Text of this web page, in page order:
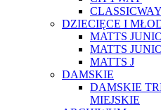
CLASSICWAY
DZIECIĘCE I
MATTS
MATTS
MATTS J
DAMSKIE
DAMSKIE
MIEJSKIE